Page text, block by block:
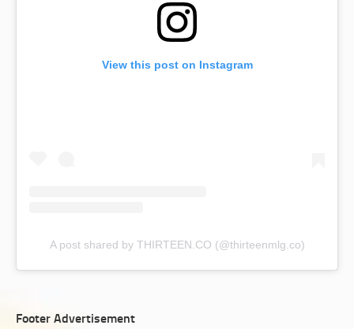
View this post on Instagram
A post shared by THIRTEEN.CO (@thirteenmlg.co)
Footer Advertisement